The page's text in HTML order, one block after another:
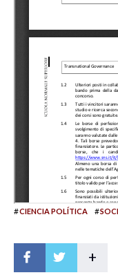
#CIENCIA POLÍTICA #
+